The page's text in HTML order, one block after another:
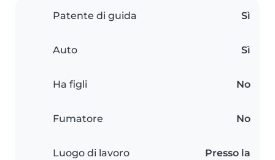
Patente di guida Sì
Auto Sì
Ha figli No
Fumatore No
Luogo di lavoro
Presso la